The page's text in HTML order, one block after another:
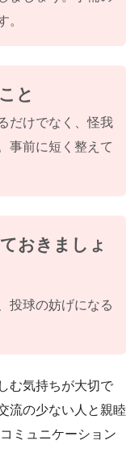
。
と
だけでなく、怪我
事前に短く整えて
おきましょ
投球の妨げになる
む気持ちが大切で
流の少ない人と親睦
ミュニケーション